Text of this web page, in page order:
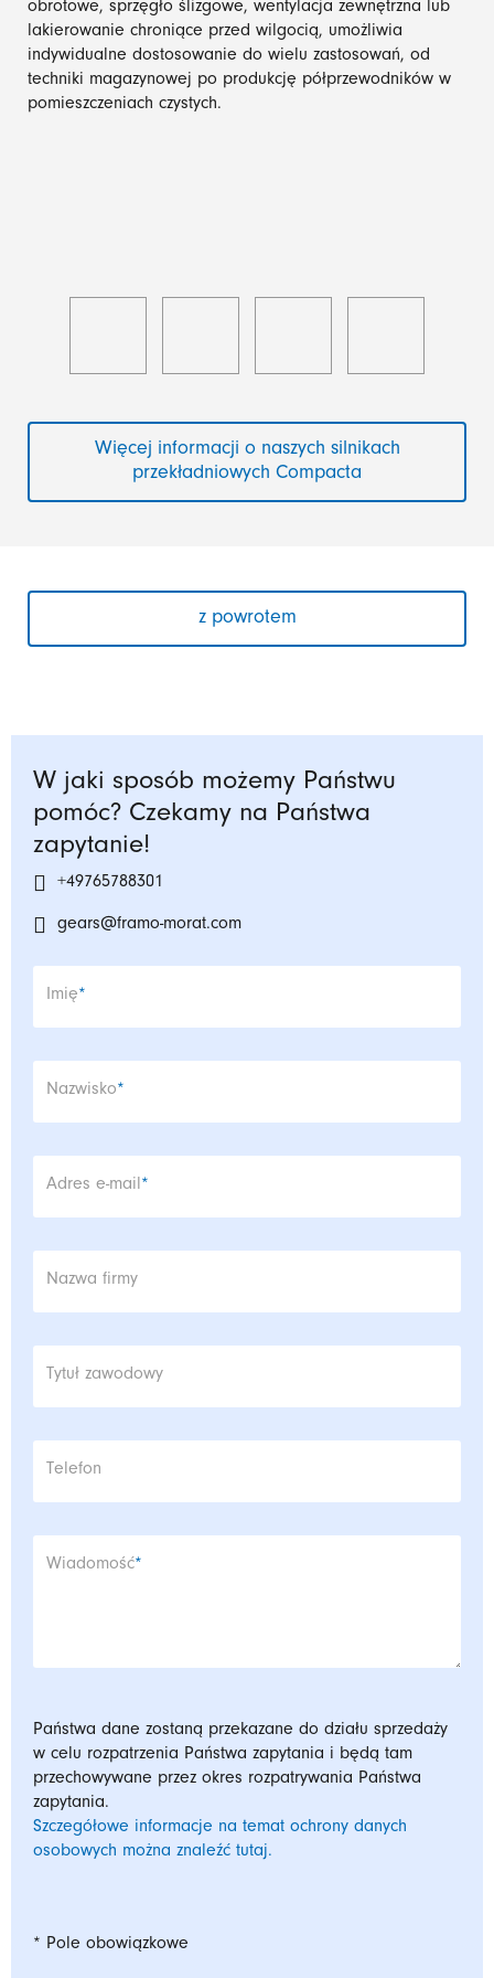
obrotowe, sprzęgło ślizgowe, wentylacja zewnętrzna lub
lakierowanie chroniące przed wilgocią, umożliwia
indywidualne dostosowanie do wielu zastosowań, od
techniki magazynowej po produkcję półprzewodników w
pomieszczeniach czystych.
Więcej informacji o naszych silnikach
przekładniowych Compacta
z powrotem
W jaki sposób możemy Państwu
pomóc? Czekamy na Państwa
zapytanie!
+49765788301
gears@framo-morat.com
Pole wymagane
Imię*
Pole wymagane
Nazwisko*
Pole wymagane
Adres e-mail*
Nazwa firmy
Tytuł zawodowy
Telefon
Pole wymagane
Wiadomość*
Państwa dane zostaną przekazane do działu sprzedaży
w celu rozpatrzenia Państwa zapytania i będą tam
przechowywane przez okres rozpatrywania Państwa
zapytania.
Szczegółowe informacje na temat ochrony danych
osobowych można znaleźć tutaj.
* Pole obowiązkowe